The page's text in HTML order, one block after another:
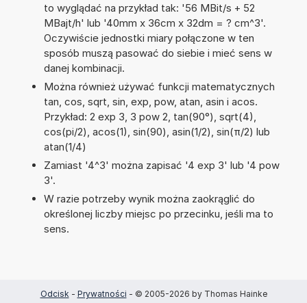
to wyglądać na przykład tak: '56 MBit/s + 52
MBajt/h' lub '40mm x 36cm x 32dm = ? cm^3'.
Oczywiście jednostki miary połączone w ten
sposób muszą pasować do siebie i mieć sens w
danej kombinacji.
Można również używać funkcji matematycznych
tan, cos, sqrt, sin, exp, pow, atan, asin i acos.
Przykład: 2 exp 3, 3 pow 2, tan(90°), sqrt(4),
cos(pi/2), acos(1), sin(90), asin(1/2), sin(π/2) lub
atan(1/4)
Zamiast '4^3' można zapisać '4 exp 3' lub '4 pow
3'.
W razie potrzeby wynik można zaokrąglić do
określonej liczby miejsc po przecinku, jeśli ma to
sens.
Odcisk - Prywatności - © 2005-2026 by Thomas Hainke